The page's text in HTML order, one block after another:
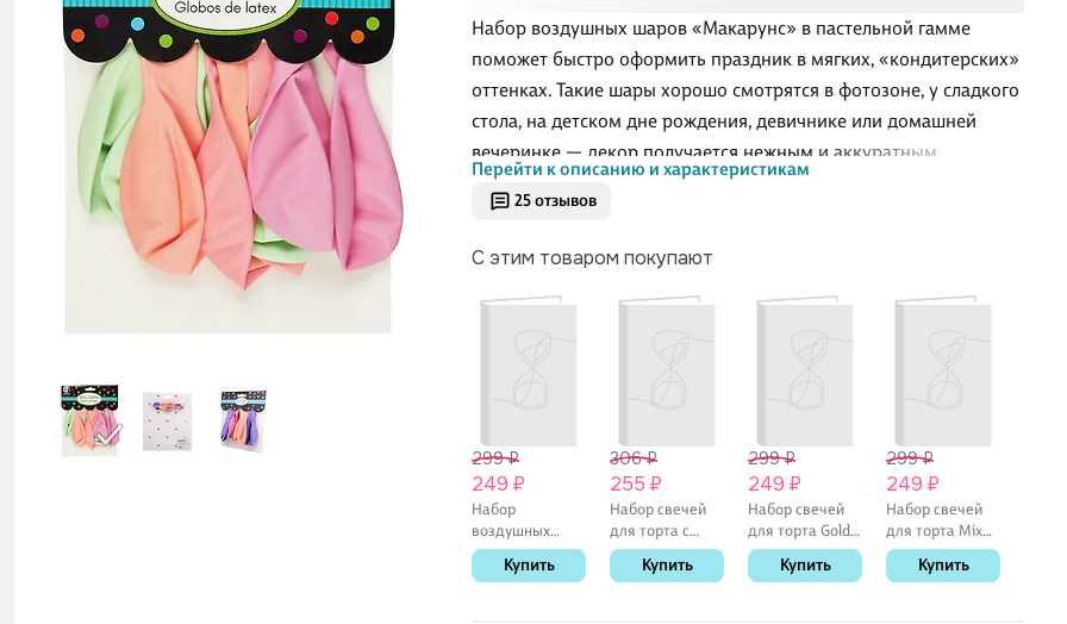
25 отзывов
Набор воздушных шаров «Макарунс» в пастельной гамме
поможет быстро оформить праздник в мягких, «кондитерских»
оттенках. Такие шары хорошо смотрятся в фотозоне, у сладкого
стола, на детском дне рождения, девичнике или домашней
вечеринке — декор получается нежным и аккуратным.
Шары можно надуть воздухом и собрать в композицию на
стене или в арке, а также использовать по одному для
небольших акцентов в комнате. В наборе 10 шаров — удобно,
чтобы сразу подобрать гармоничное сочетание цветов и не
Перейти к описанию и характеристикам
С этим товаром покупают
299 ₽
249 ₽
Набор
воздушных
шаров
(композиция)
Купить
306 ₽
255 ₽
Набор свечей
для торта с
держателями
Happy Birthday
Купить
299 ₽
249 ₽
Набор свечей
для торта Gold
(золото) (6шт)
(15см) (12-7color-
Купить
299 ₽
249 ₽
Набор свечей
для торта Mix
(разноцветные)
(6шт) (15см) (12-
Купить